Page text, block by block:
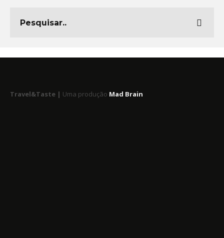
Travel&Taste | Uma produção Mad Brain